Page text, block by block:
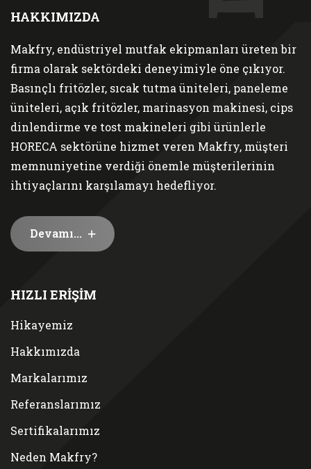
HAKKIMIZDA
Makfry, endüstriyel mutfak ekipmanları üreten bir
firma olarak sektördeki deneyimiyle öne çıkıyor.
Basınçlı fritözler, sıcak tutma üniteleri, paneleme
üniteleri, açık fritözler, marinasyon makinesi, cips
dinlendirme ve tost makineleri gibi ürünlerle
HORECA sektörüne hizmet veren Makfry, müşteri
memnuniyetine verdiği önemle müşterilerinin
ihtiyaçlarını karşılamayı hedefliyor.
Devamı...
HIZLI ERİŞİM
Hikayemiz
Hakkımızda
Markalarımız
Referanslarımız
Sertifikalarımız
Neden Makfry?